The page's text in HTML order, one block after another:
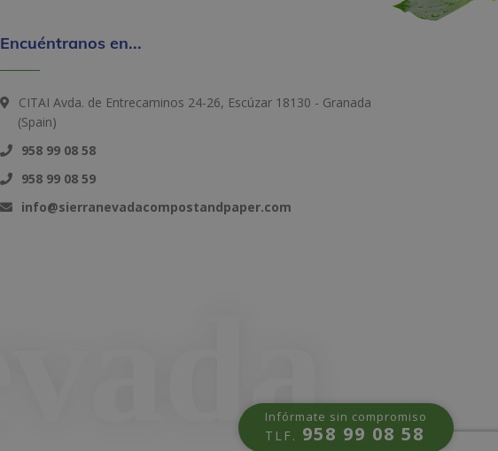
Infórmate sin compromiso
TLF. 958 99 08 58
Encuéntranos en...
CITAI Avda. de Entrecaminos 24-26, Escúzar 18130 - Granada
(Spain)
958 99 08 58
958 99 08 59
info@sierranevadacompostandpaper.com